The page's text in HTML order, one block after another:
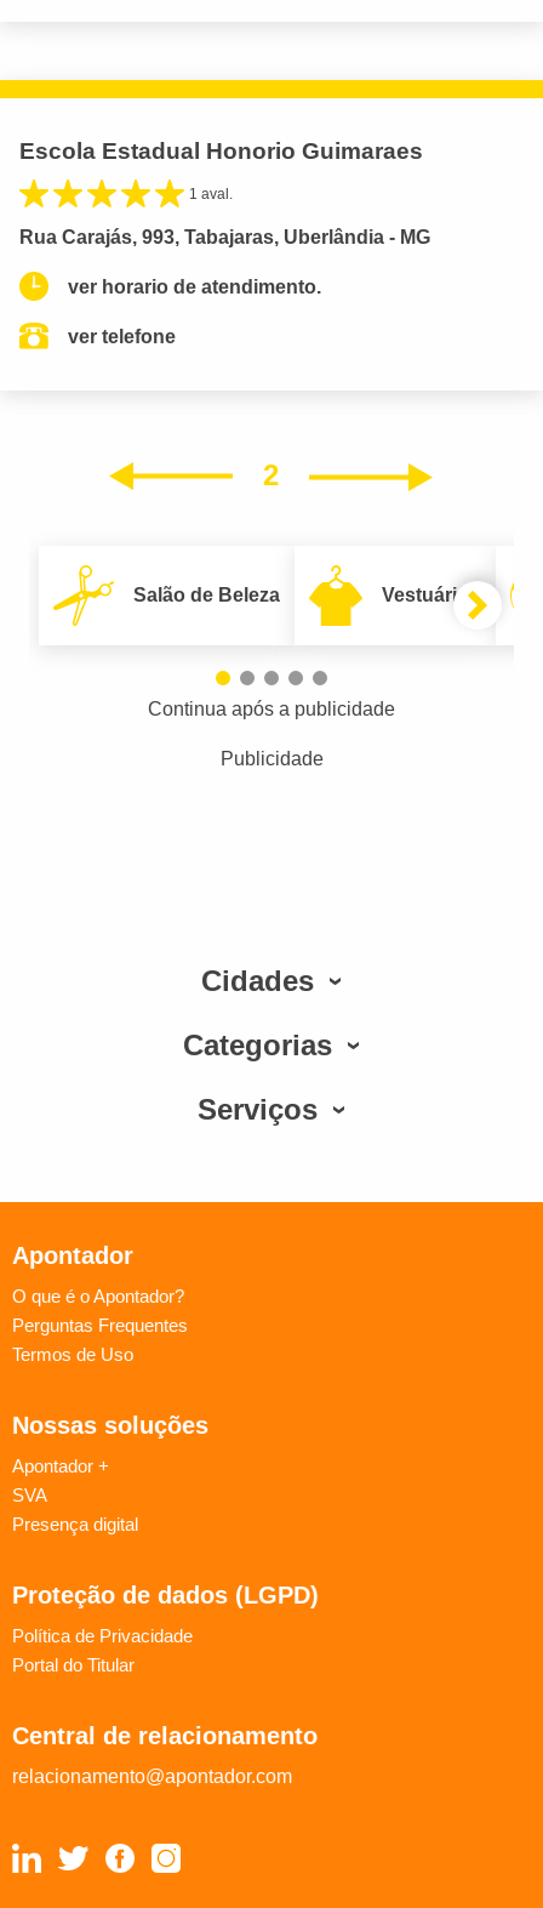
Escola Estadual Honorio Guimaraes
1 aval.
Rua Carajás, 993, Tabajaras, Uberlândia - MG
ver horario de atendimento.
ver telefone
2
Salão de Beleza Vestuário
Continua após a publicidade
Publicidade
Cidades
Categorias
Serviços
Apontador
O que é o Apontador?
Perguntas Frequentes
Termos de Uso
Nossas soluções
Apontador +
SVA
Presença digital
Proteção de dados (LGPD)
Política de Privacidade
Portal do Titular
Central de relacionamento
relacionamento@apontador.com